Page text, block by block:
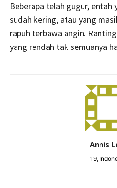
Beberapa telah gugur, entah
sudah kering, atau yang
rapuh terbawa angin.
yang rendah tak semuanya
Annis
19,